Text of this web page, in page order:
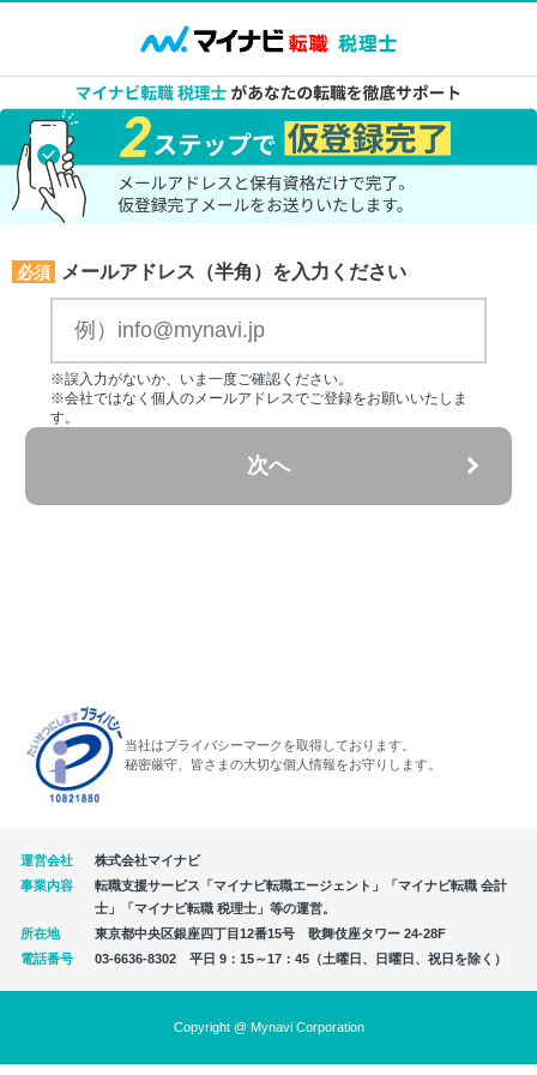
必須 メールアドレス（半角）を入力ください
※誤入力がないか、いま一度ご確認ください。
※会社ではなく個人のメールアドレスでご登録をお願いいたしま
す。
次へ
当社はプライバシーマークを取得しております。
秘密厳守、皆さまの大切な個人情報をお守りします。
運営会社
株式会社マイナビ
事業内容
転職支援サービス「マイナビ転職エージェント」「マイナビ転職 会計
士」「マイナビ転職 税理士」等の運営。
所在地
東京都中央区銀座四丁目12番15号 歌舞伎座タワー 24-28F
電話番号
03-6636-8302 平日 9：15～17：45（土曜日、日曜日、祝日を除く）
Copyright @ Mynavi Corporation